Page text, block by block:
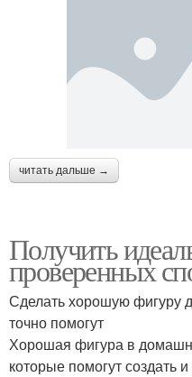
читать дальше →
Получить
проверенных
Сделать хорошую фигуру
точно помогут
Хорошая фигура в
которые помогут создать